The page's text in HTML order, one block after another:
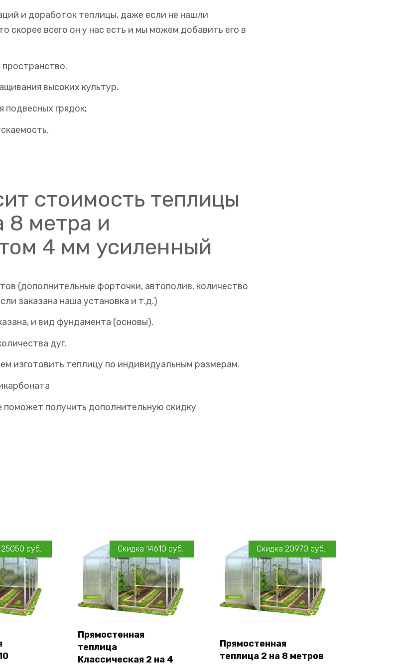
и доработок теплицы, даже если не нашли
скорее всего он у нас есть и мы можем добавить его в
высоких культур.
подвесных грядок;
стоимость теплицы
8 метра и
4 мм усиленный
(дополнительные форточки, автополив, количество
заказана наша установка и т.д.)
и вид фундамента (основы).
дуг.
изготовить теплицу по индивидуальным размерам.
поможет получить дополнительную скидку
25050 руб.
Add to cart
Оставить заявку
Скидка 14610 руб.
Прямостенная
теплица
Классическая 2 на 4
Оставить заявку
Скидка 20970 руб.
Прямостенная
теплица 2 на 8 метров